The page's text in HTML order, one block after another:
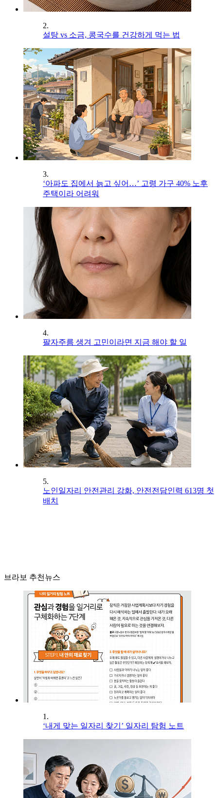
2.
설탕 vs 소금, 콩국수를 건강하게 먹는 법
3.
‘아파도 집에서 늙고 싶어…’ 고령 가구 40% 노후
주택이라 어려워
4.
팔자주름 생겨 고민이라면 지금 해야 할 일
5.
노인일자리 안전관리 강화, 안전전담인력 613명 첫
배치
브라보 추천뉴스
1.
‘내게 맞는 일자리 찾기’ 일자리 탐험 노트